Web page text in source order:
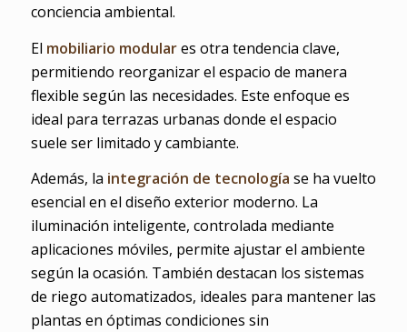
conciencia ambiental.
El mobiliario modulares otra tendencia clave,
permitiendo reorganizar el espacio de manera
flexible según las necesidades. Este enfoque es
ideal para terrazas urbanas donde el espacio
suele ser limitado y cambiante.
Además, la integración de tecnología se ha vuelto
esencial en el diseño exterior moderno. La
iluminación inteligente, controlada mediante
aplicaciones móviles, permite ajustar el ambiente
según la ocasión. También destacan los sistemas
de riego automatizados, ideales para mantener las
plantas en óptimas condiciones sin